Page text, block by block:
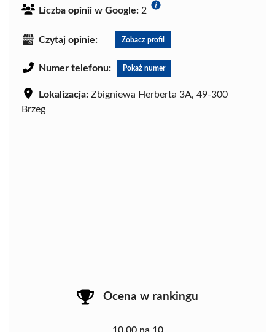
Liczba opinii w Google: 2
Czytaj opinie: Zobacz profil
Numer telefonu: Pokaż numer
Lokalizacja: Zbigniewa Herberta 3A, 49-300
Brzeg
Ocena w rankingu